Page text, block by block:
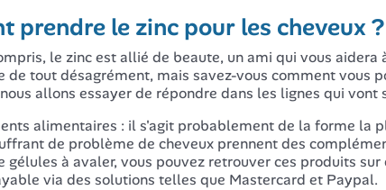
prendre le zinc pour les cheveux ?
le zinc est allié de beaute, un ami qui vous
de tout désagrément, mais savez-vous comment vous
allons essayer de répondre dans les lignes qui vont
alimentaires : il s'agit probablement de la forme la
de problème de cheveux prennent des
gélules à avaler, vous pouvez retrouver ces produits
via des solutions telles que Mastercard et Paypal.